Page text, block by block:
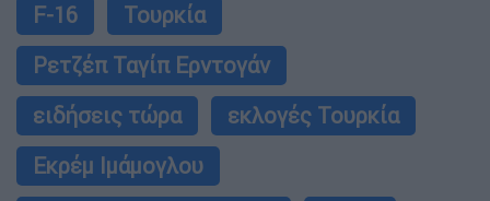
F-16
Τουρκία
Ρετζέπ Ταγίπ Ερντογάν
ειδήσεις τώρα
εκλογές Τουρκία
Εκρέμ Ιμάμογλου